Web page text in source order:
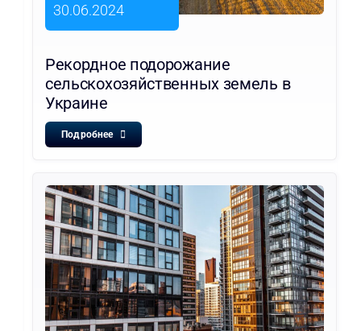
30.06.2024
Рекордное подорожание
сельскохозяйственных земель в
Украине
Подробнее